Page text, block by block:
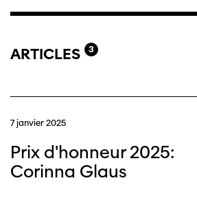
ARTICLES 3
7 janvier 2025
Prix d'honneur 2025:
Corinna Glaus